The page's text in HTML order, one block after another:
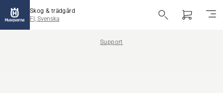
Skog & trädgård
FI, Svenska
Support